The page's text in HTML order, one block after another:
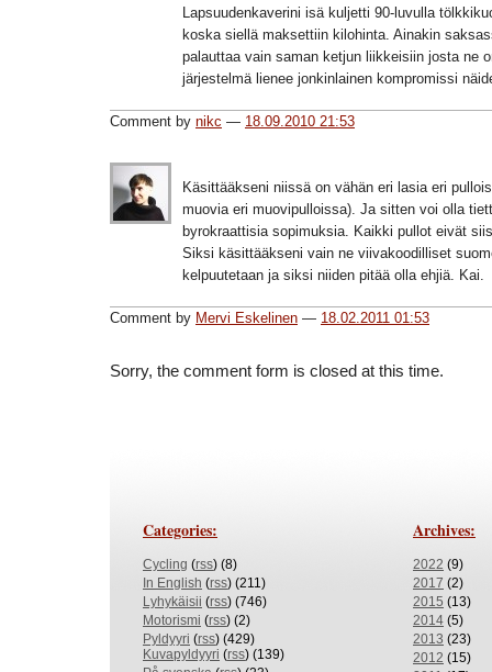
Lapsuudenkaverini isä kuljetti 90-luvulla
koska siellä maksettiin kilohinta. Ainakin
palauttaa vain saman ketjun liikkeisiin josta ne
järjestelmä lienee jonkinlainen kompromissi
Comment by nikc — 18.09.2010 21:53
Käsittääkseni niissä on vähän eri lasia eri
muovia eri muovipulloissa). Ja sitten voi olla
byrokraattisia sopimuksia. Kaikki pullot eivät
Siksi käsittääkseni vain ne viivakoodilliset
kelpuutetaan ja siksi niiden pitää olla ehjiä. Kai.
Comment by Mervi Eskelinen — 18.02.2011 01:53
Sorry, the comment form is closed at this time.
Categories:
Cycling (rss) (8)
In English (rss) (211)
Lyhykäisii (rss) (746)
Motorismi (rss) (2)
Pyldyyri (rss) (429)
Kuvapyldyyri (rss) (139)
Archives:
2022 (9)
2017 (2)
2015 (13)
2014 (5)
2013 (23)
2012 (15)